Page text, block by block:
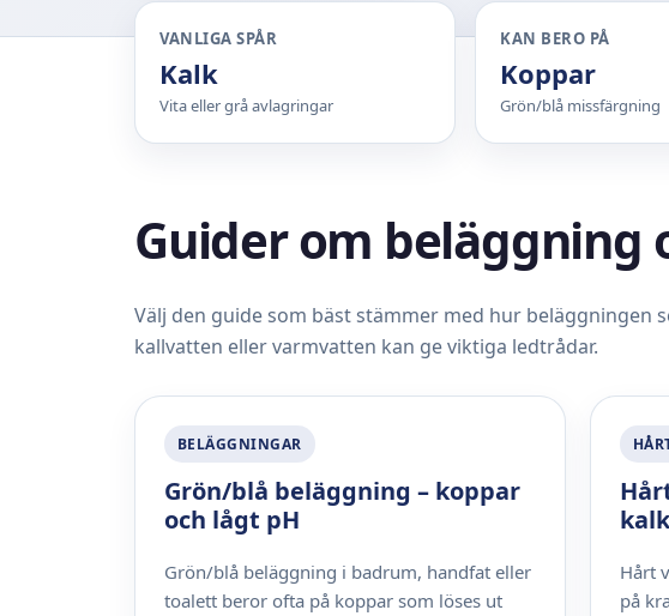
VANLIGA SPÅR
Kalk
Vita eller grå avlagringar
KAN BERO PÅ
Koppar
Grön/blå missfärgning
Guider om beläggning
Välj den guide som bäst stämmer med hur beläggningen
kallvatten eller varmvatten kan ge viktiga ledtrådar.
BELÄGGNINGAR
Grön/blå beläggning – koppar
och lågt pH
Grön/blå beläggning i badrum, handfat eller
toalett beror ofta på koppar som löses ut
Hårt
på